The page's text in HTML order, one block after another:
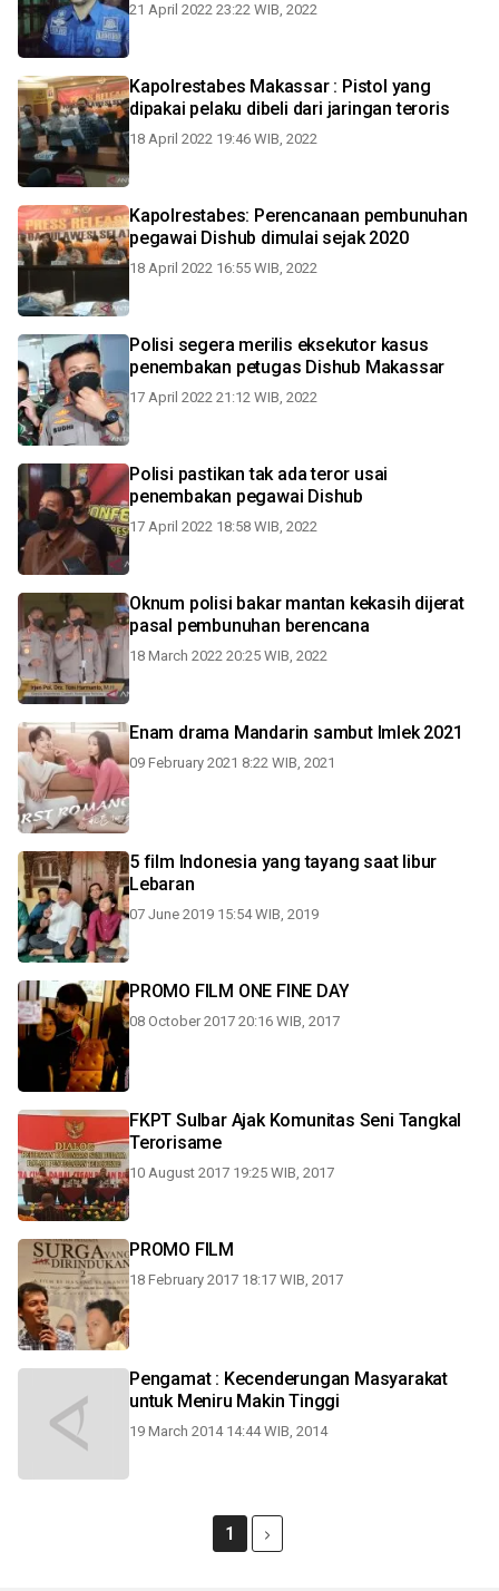
21 April 2022 23:22 WIB, 2022
Kapolrestabes Makassar : Pistol yang
dipakai pelaku dibeli dari jaringan teroris
18 April 2022 19:46 WIB, 2022
Kapolrestabes: Perencanaan pembunuhan
pegawai Dishub dimulai sejak 2020
18 April 2022 16:55 WIB, 2022
Polisi segera merilis eksekutor kasus
penembakan petugas Dishub Makassar
17 April 2022 21:12 WIB, 2022
Polisi pastikan tak ada teror usai
penembakan pegawai Dishub
17 April 2022 18:58 WIB, 2022
Oknum polisi bakar mantan kekasih dijerat
pasal pembunuhan berencana
18 March 2022 20:25 WIB, 2022
Enam drama Mandarin sambut Imlek 2021
09 February 2021 8:22 WIB, 2021
5 film Indonesia yang tayang saat libur
Lebaran
07 June 2019 15:54 WIB, 2019
PROMO FILM ONE FINE DAY
08 October 2017 20:16 WIB, 2017
FKPT Sulbar Ajak Komunitas Seni Tangkal
Terorisame
10 August 2017 19:25 WIB, 2017
PROMO FILM
18 February 2017 18:17 WIB, 2017
Pengamat : Kecenderungan Masyarakat
untuk Meniru Makin Tinggi
19 March 2014 14:44 WIB, 2014
1